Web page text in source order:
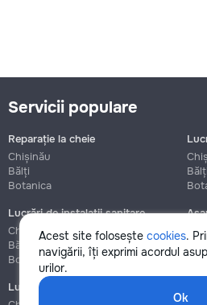
Acest site folosește cookies.
navigării, îți exprimi acordul
urilor.
Ok
Servicii populare
Reparație la cheie
Chișinău
Bălți
Botanica
Bălți
Lucrări de instalații sanitare
Chișinău
Bălți
Botanica
Lucrări de construcție și instalare